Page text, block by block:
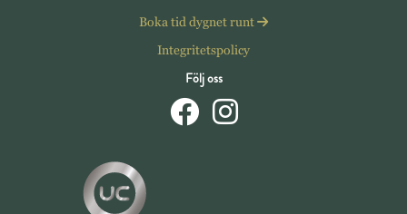
Boka tid dygnet runt
Integritetspolicy
Följ oss